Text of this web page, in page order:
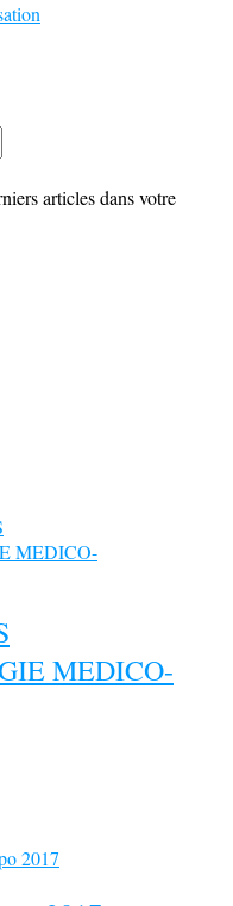
articles dans votre
MEDICO-